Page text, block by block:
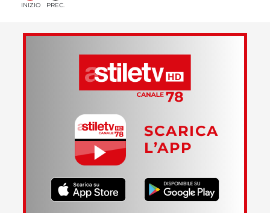
INIZIO PREC.
SCARICA
L’APP